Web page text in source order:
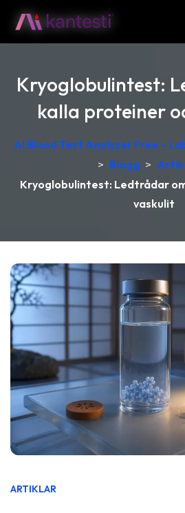
Kryoglobulintest:
kalla proteiner
AI Blood Test Analyzer Free –
> Blogg >
Kryoglobulintest: Ledtrådar
vaskulit
ARTIKLAR